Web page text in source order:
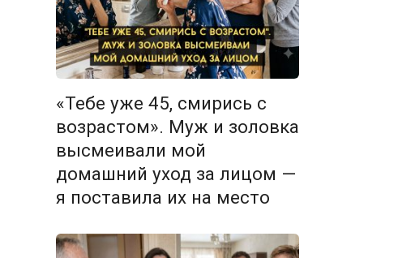
«Тебе уже 45, смирись с
возрастом». Муж и золовка
высмеивали мой
домашний уход за лицом —
я поставила их на место